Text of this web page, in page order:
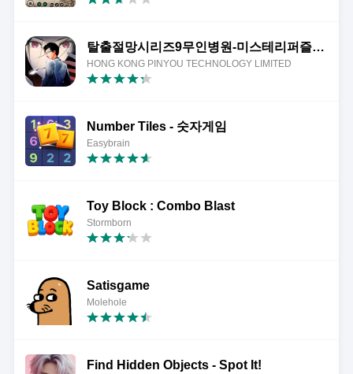
탈출절망시리즈9무인병원-미스테리퍼즐스토리게임
HONG KONG PINYOU TECHNOLOGY LIMITED
Number Tiles - 숫자게임
Easybrain
Toy Block : Combo Blast
Stormborn
Satisgame
Molehole
Find Hidden Objects - Spot It!